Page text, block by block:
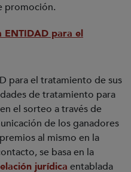
promoción.
ENTIDAD para el
para el tratamiento de sus
de tratamiento para
el sorteo a través de
de los ganadores
al mismo en la
se basa en la
jurídica entablada